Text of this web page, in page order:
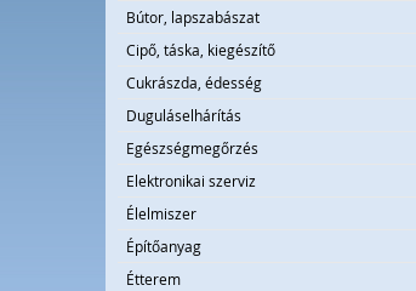
Bútor, lapszabászat
Cipő, táska, kiegészítő
Cukrászda, édesség
Duguláselhárítás
Egészségmegőrzés
Elektronikai szerviz
Élelmiszer
Építőanyag
Étterem